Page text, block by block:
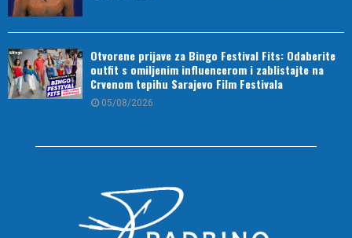
Otvorene prijave za Bingo Festival Fits: Odaberite
outfit s omiljenim influencerom i zablistajte na
Crvenom tepihu Sarajevo Film Festivala
05/08/2026